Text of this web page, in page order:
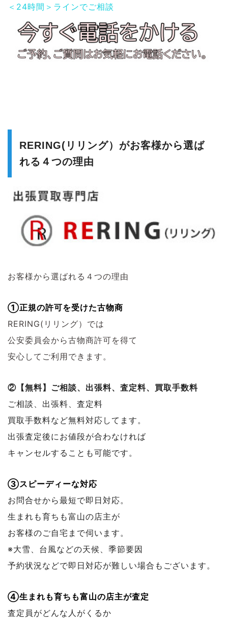
＜24時間＞ラインでご相談
RERING(リリング）がお客様から選ば
れる４つの理由
お客様から選ばれる４つの理由
①正規の許可を受けた古物商
RERING(リリング）では
公安委員会から古物商許可を得て
安心してご利用できます。
②【無料】ご相談、出張料、査定料、買取手数料
ご相談、出張料、査定料
買取手数料など無料対応してます。
出張査定後にお値段が合わなければ
キャンセルすることも可能です。
③スピーディーな対応
お問合せから最短で即日対応。
生まれも育ちも富山の店主が
お客様のご自宅まで伺います。
※大雪、台風などの天候、季節要因
予約状況などで即日対応が難しい場合もございます。
④生まれも育ちも富山の店主が査定
査定員がどんな人がくるか